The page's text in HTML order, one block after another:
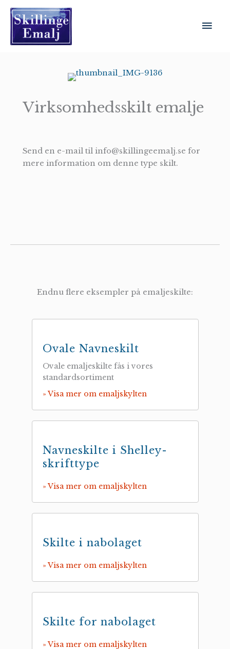
Gå
indholdet
Virksomhedsskilt emalje
Send en e-mail til info@skillingeemalj.se for
mere information om denne type skilt.
Endnu flere eksempler på emaljeskilte:
Ovale Navneskilt
Ovale emaljeskilte fås i vores
standardsortiment
» Visa mer om emaljskylten
Navneskilte i Shelley-
skrifttype
» Visa mer om emaljskylten
Skilte i nabolaget
» Visa mer om emaljskylten
Skilte for nabolaget
» Visa mer om emaljskylten